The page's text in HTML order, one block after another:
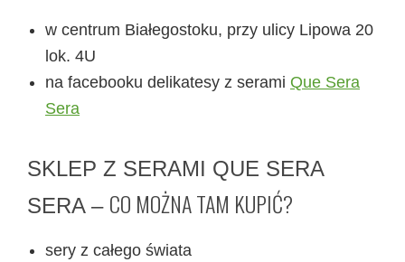
w centrum Białegostoku, przy ulicy Lipowa 20
lok. 4U
na facebooku delikatesy z serami Que Sera
Sera
SKLEP Z SERAMI QUE SERA
SERA – CO MOŻNA TAM KUPIĆ?
sery z całego świata